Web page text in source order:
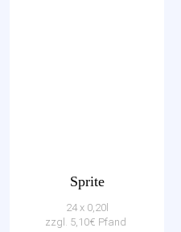
Sprite
24 x 0,20l
zzgl. 5,10€ Pfand